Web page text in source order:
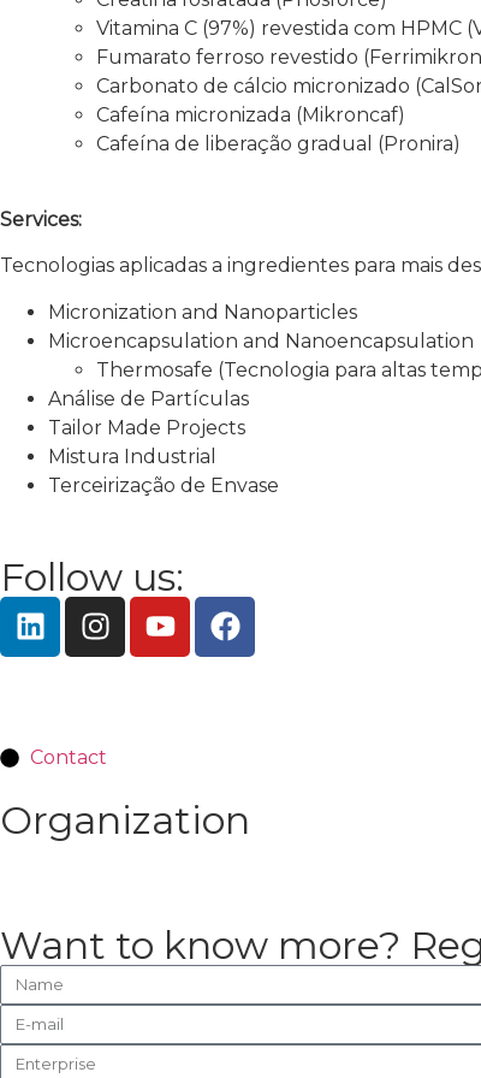
Vitamina C (97%) revestida com HPMC
Fumarato ferroso revestido
Carbonato de cálcio micronizado
Cafeína micronizada (Mikroncaf)
Cafeína de liberação gradual (Pronira)
Services:
Tecnologias aplicadas a ingredientes para mais
Micronization and Nanoparticles
Microencapsulation and Nanoencapsulation
Thermosafe (Tecnologia para altas
Análise de Partículas
Tailor Made Projects
Mistura Industrial
Terceirização de Envase
Follow us:
Contact
Organization
Want to know more?